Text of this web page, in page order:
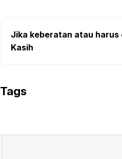
Jika keberatan atau harus
Kasih
Tags